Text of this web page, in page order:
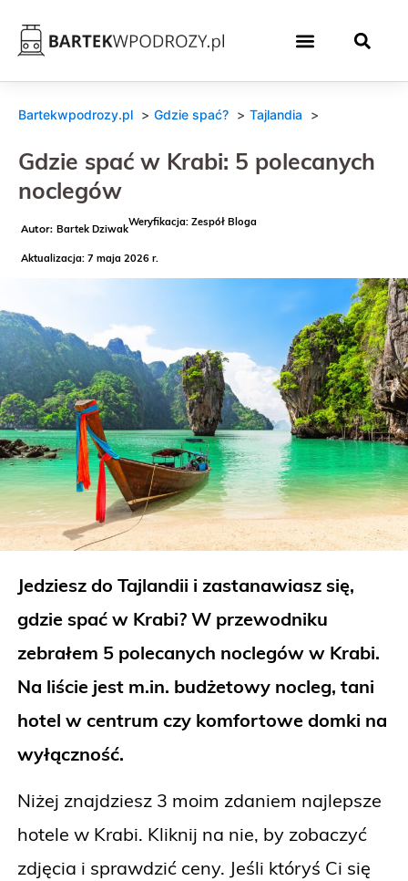
Bartekwpodrozy.pl Gdzie spać? Tajlandia
Gdzie spać w Krabi: 5 polecanych
noclegów
Bartek Dziwak
Weryfikacja: Zespół Bloga
Aktualizacja: 7 maja 2026 r.
Jedziesz do Tajlandii i zastanawiasz się,
gdzie spać w Krabi? W przewodniku
zebrałem 5 polecanych noclegów w Krabi.
Na liście jest m.in. budżetowy nocleg, tani
hotel w centrum czy komfortowe domki na
wyłączność.
Niżej znajdziesz 3 moim zdaniem najlepsze
hotele w Krabi. Kliknij na nie, by zobaczyć
zdjęcia i sprawdzić ceny. Jeśli któryś Ci się